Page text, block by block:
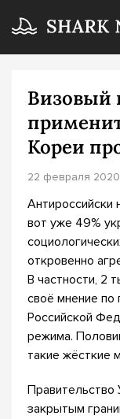
Визовый
Кореи
22 февраля
Антироссийски
вот уже 49%
откровенно
В частности, 2
своё мнение по
Российской
режима.
такие жёсткие
закрытым